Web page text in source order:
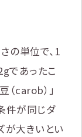
の単位で、1
であったこ
carob）」
件が同じダ
が大きいとい